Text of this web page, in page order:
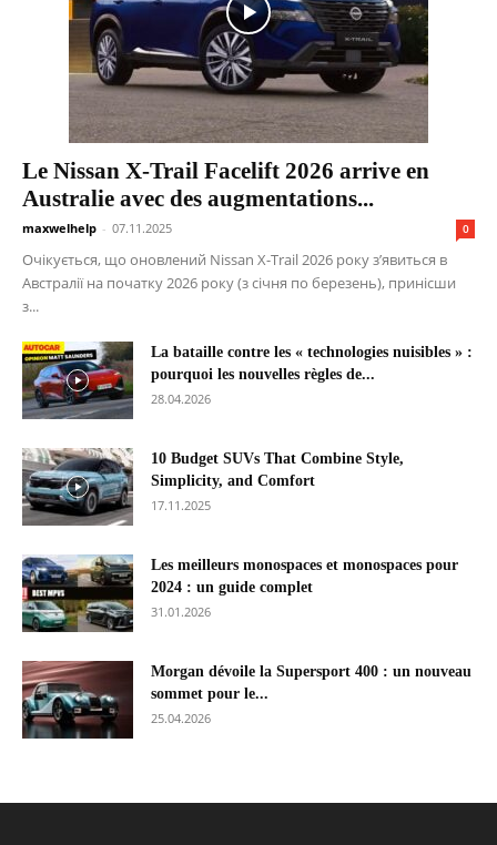
Le Nissan X-Trail Facelift 2026 arrive en
Australie avec des augmentations...
maxwelhelp - 07.11.2025 0
Очікується, що оновлений Nissan X-Trail 2026 року з’явиться в
Австралії на початку 2026 року (з січня по березень), принісши
з...
La bataille contre les « technologies nuisibles » :
pourquoi les nouvelles règles de...
28.04.2026
10 Budget SUVs That Combine Style,
Simplicity, and Comfort
17.11.2025
Les meilleurs monospaces et monospaces pour
2024 : un guide complet
31.01.2026
Morgan dévoile la Supersport 400 : un nouveau
sommet pour le...
25.04.2026